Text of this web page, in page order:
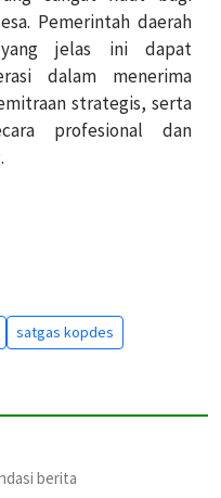
Pemerintah daerah
jelas ini dapat
dalam menerima
strategis, serta
profesional dan
satgas kopdes
berita